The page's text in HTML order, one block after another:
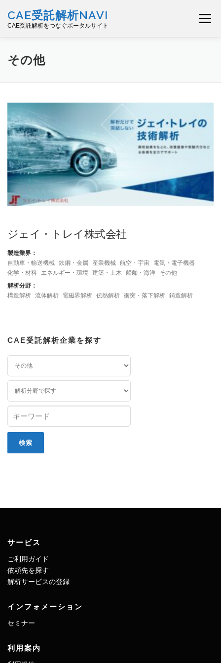
CAE受託解析NAVI
CAE受託解析をつなぐポータルサイト
メニュー
ご利用ガイド
お問い合わせ
その他
ジェイ・トレイ株式会社
製造業界：
自動車・輸送機械 鉄鋼・金属 産業機械 航空・宇宙
電気・電子機器
化学・材料
エネルギー・環境 建築・土木 船舶・海洋
その他
解析分野：
構造解析 流体解析 電磁界解析 伝熱解析 衝突・落下解析 鋳造解析
CAE受託解析企業を探す
サービス
ご利用ガイド
依頼先を探す
解析サービスの登録
インフォメーション
セミナー
利用案内